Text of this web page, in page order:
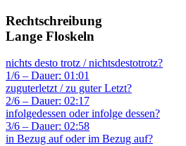
Rechtschreibung
Lange Floskeln
nichts desto trotz / nichtsdestotrotz?
1/6 – Dauer: 01:01
zuguterletzt / zu guter Letzt?
2/6 – Dauer: 02:17
infolgedessen oder infolge dessen?
3/6 – Dauer: 02:58
in Bezug auf oder im Bezug auf?